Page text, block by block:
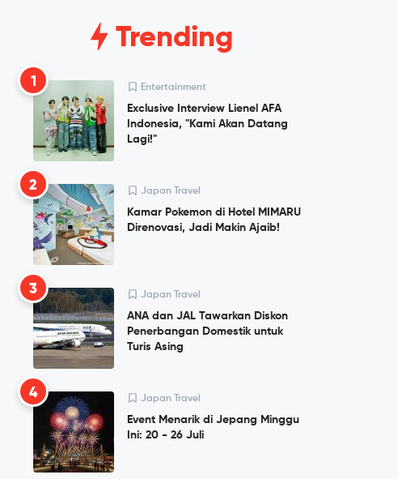
Trending
1 Entertainment
Exclusive Interview Lienel AFA
Indonesia, "Kami Akan Datang
Lagi!"
2 Japan Travel
Kamar Pokemon di Hotel MIMARU
Direnovasi, Jadi Makin Ajaib!
3 Japan Travel
ANA dan JAL Tawarkan Diskon
Penerbangan Domestik untuk
Turis Asing
4 Japan Travel
Event Menarik di Jepang Minggu
Ini: 20 - 26 Juli